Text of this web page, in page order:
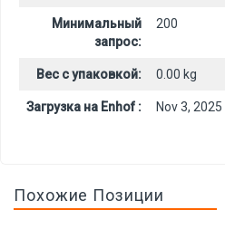
Минимальный
запрос:
200
Вес с упаковкой: 0.00 kg
Загрузка на Enhof : Nov 3, 2025
Похожие Позиции